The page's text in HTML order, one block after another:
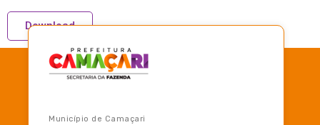
Download
Município de Camaçari